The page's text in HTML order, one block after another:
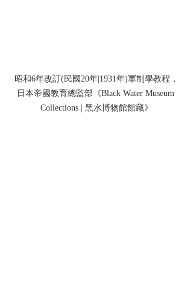
昭和6年改訂(民國20年|1931年)軍制學教程，
日本帝國教育總監部《Black Water Museum
Collections | 黑水博物館館藏》